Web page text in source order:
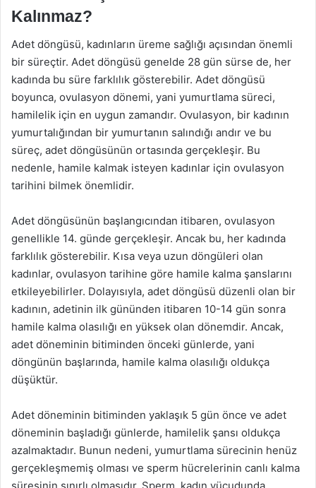
Kalınmaz?
Adet döngüsü, kadınların üreme sağlığı açısından önemli
bir süreçtir. Adet döngüsü genelde 28 gün sürse de, her
kadında bu süre farklılık gösterebilir. Adet döngüsü
boyunca, ovulasyon dönemi, yani yumurtlama süreci,
hamilelik için en uygun zamandır. Ovulasyon, bir kadının
yumurtalığından bir yumurtanın salındığı andır ve bu
süreç, adet döngüsünün ortasında gerçekleşir. Bu
nedenle, hamile kalmak isteyen kadınlar için ovulasyon
tarihini bilmek önemlidir.
Adet döngüsünün başlangıcından itibaren, ovulasyon
genellikle 14. günde gerçekleşir. Ancak bu, her kadında
farklılık gösterebilir. Kısa veya uzun döngüleri olan
kadınlar, ovulasyon tarihine göre hamile kalma şanslarını
etkileyebilirler. Dolayısıyla, adet döngüsü düzenli olan bir
kadının, adetinin ilk gününden itibaren 10-14 gün sonra
hamile kalma olasılığı en yüksek olan dönemdir. Ancak,
adet döneminin bitiminden önceki günlerde, yani
döngünün başlarında, hamile kalma olasılığı oldukça
düşüktür.
Adet döneminin bitiminden yaklaşık 5 gün önce ve adet
döneminin başladığı günlerde, hamilelik şansı oldukça
azalmaktadır. Bunun nedeni, yumurtlama sürecinin henüz
gerçekleşmemiş olması ve sperm hücrelerinin canlı kalma